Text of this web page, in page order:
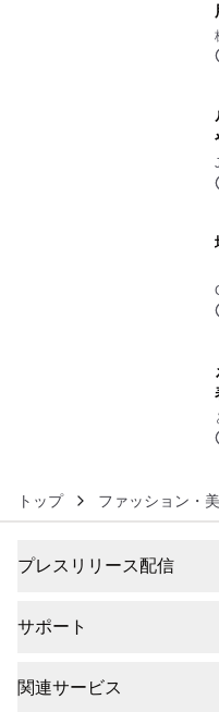
トップ ファッション・
プレスリリース配信
サポート
関連サービス